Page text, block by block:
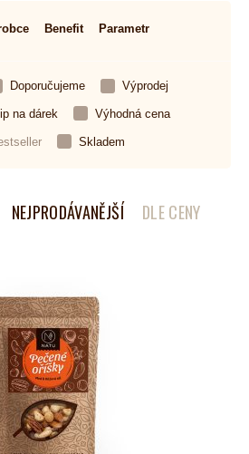
Benefit Parametr
Doporučujeme Výprodej
na dárek Výhodná cena
Skladem
NEJPRODÁVANĚJŠÍ DLE CENY